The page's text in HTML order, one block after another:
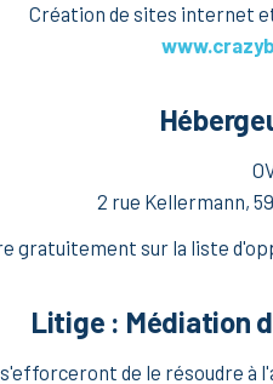
Création de sites internet
2 rue Kellermann,
gratuitement sur la liste
Litige : Médiation
de le résoudre à